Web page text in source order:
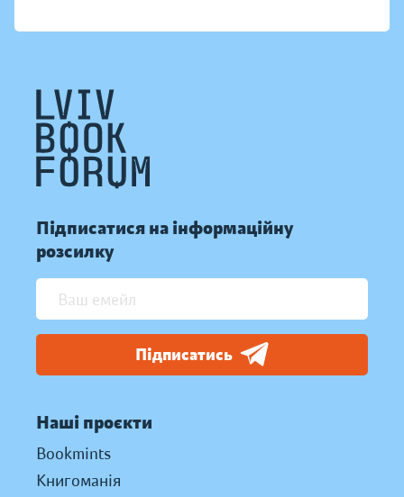
Підписатися на інформаційну
розсилку
Підписатись
Наші проєкти
Bookmints
Книгоманія